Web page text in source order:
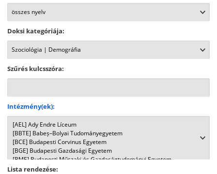
Doksi kategóriája:
Szűrés kulcsszóra:
Intézmény(ek):
Lista rendezése: